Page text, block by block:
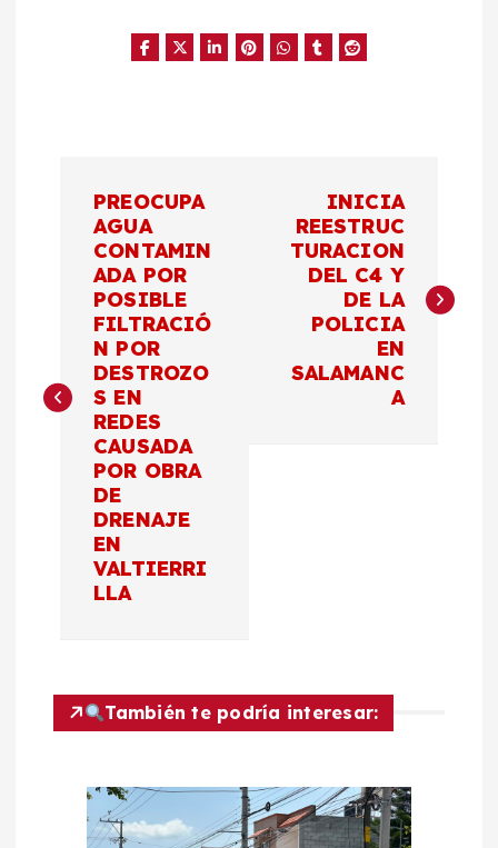
g
d
PREOCUPA
AGUA
CONTAMIN
ADA POR
POSIBLE
FILTRACIÓ
N POR
DESTROZO
S EN
REDES
CAUSADA
POR OBRA
DE
DRENAJE
EN
VALTIERRI
LLA
INICIA
REESTRUC
TURACION
DEL C4 Y
DE LA
POLICIA
EN
SALAMANC
A
También te podría interesar: